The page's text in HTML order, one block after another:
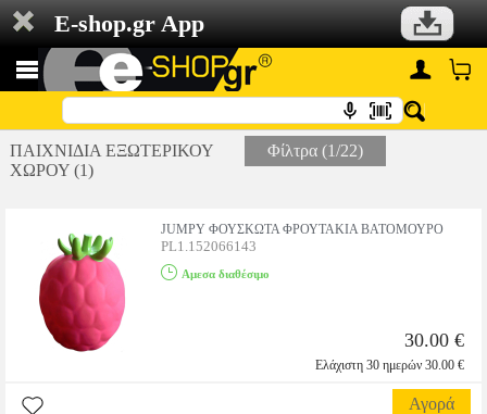
E-shop.gr App
ΠΑΙΧΝΙΔΙΑ ΕΞΩΤΕΡΙΚΟΥ
ΧΩΡΟΥ (1)
Φίλτρα (1/22)
JUMPY ΦΟΥΣΚΩΤΑ ΦΡΟΥΤΑΚΙΑ ΒΑΤΟΜΟΥΡΟ
PL1.152066143
Αμεσα διαθέσιμο
30.00 €
Ελάχιστη 30 ημερών 30.00 €
Αγορά